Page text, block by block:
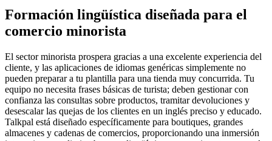
Formación lingüística diseñada para el
comercio minorista
El sector minorista prospera gracias a una excelente experiencia del
cliente, y las aplicaciones de idiomas genéricas simplemente no
pueden preparar a tu plantilla para una tienda muy concurrida. Tu
equipo no necesita frases básicas de turista; deben gestionar con
confianza las consultas sobre productos, tramitar devoluciones y
desescalar las quejas de los clientes en un inglés preciso y educado.
Talkpal está diseñado específicamente para boutiques, grandes
almacenes y cadenas de comercios, proporcionando una inmersión